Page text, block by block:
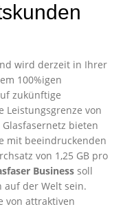
wird derzeit in Ihrer
100%igen
zukünftige
Leistungsgrenze von
bieten
mit beeindruckenden
von 1,25 GB pro
Business soll
der Welt sein.
von attraktiven